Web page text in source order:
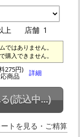
上 店舗 1
ではありません。
購入できません。
275円)
商品 詳細
(読込中...)
トを見る ・ご精算